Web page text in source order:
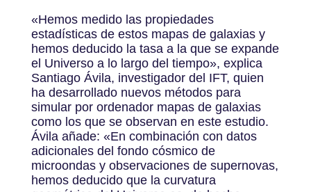
«Hemos medido las propiedades
estadísticas de estos mapas de galaxias y
hemos deducido la tasa a la que se expande
el Universo a lo largo del tiempo», explica
Santiago Ávila, investigador del IFT, quien
ha desarrollado nuevos métodos para
simular por ordenador mapas de galaxias
como los que se observan en este estudio.
Ávila añade: «En combinación con datos
adicionales del fondo cósmico de
microondas y observaciones de supernovas,
hemos deducido que la curvatura